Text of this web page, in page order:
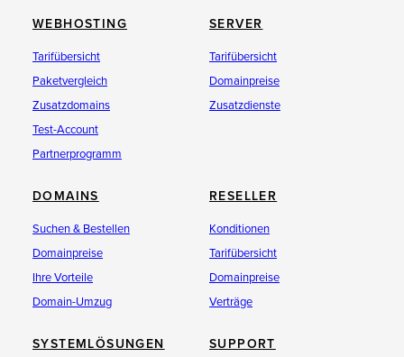
WEBHOSTING
Tarifübersicht
Paketvergleich
Zusatzdomains
Test-Account
Partnerprogramm
SERVER
Tarifübersicht
Domainpreise
Zusatzdienste
DOMAINS
Suchen & Bestellen
Domainpreise
Ihre Vorteile
Domain-Umzug
RESELLER
Konditionen
Tarifübersicht
Domainpreise
Verträge
SYSTEMLÖSUNGEN SUPPORT